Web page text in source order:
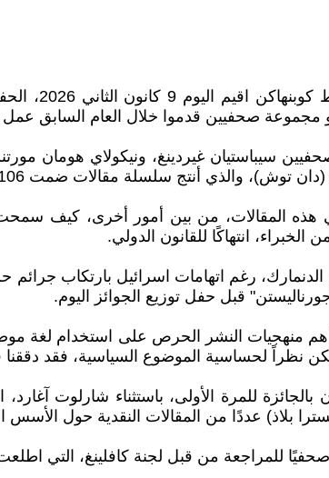
في متحف
أو مجموعة صحفيين قدموا خلال العام
منحت للصحفيين سيباستيان غيردينغ، ونيكولاي
سلسلة مقالات ضمت 106 مقال حول صادرات الأسلحة الدنماركية إلى إسرائيل.
انتهاكًا للقانون الدولي.
الدنمارك، رغم اتهامات اسرائيل بارتكاب
قبل حفل توزيع الجوائز اليوم.
منهجيات النشر الحرص على استخدام لغة
نظراً لحساسية الموضوع السياسية، فقد دققنا
بلاذ) عددًا من المقالات النقدية حول الأسس